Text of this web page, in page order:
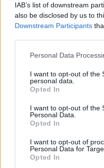
IAB’s list of downstream
also be disclosed by us to
Downstream Participants
Personal Data
I want to opt-out of the
personal data.
Opted In
I want to opt-out of the
Personal Data.
Opted In
I want to opt-out of
Personal Data for
Opted In
1701.- R
3 1
Előzmény:#100330
0
real ma, 09:58